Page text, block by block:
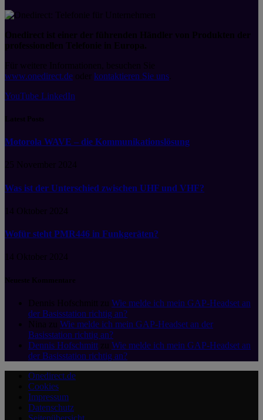
Onedirect ist einer der führenden Händler von Produkten der
professionellen Telefonie in Europa.
Für weitere Informationen, besuchen Sie
www.onedirect.de oder kontaktieren Sie uns
YouTube LinkedIn
Latest Posts
Motorola WAVE – die Kommunikationslösung
25 November 2024
Was ist der Unterschied zwischen UHF und VHF?
14 Oktober 2024
Wofür steht PMR446 in Funkgeräten?
14 Oktober 2024
Neueste Kommentare
Dennis Hofschmitt zu Wie melde ich mein GAP-Headset an
der Basisstation richtig an?
Nina zu Wie melde ich mein GAP-Headset an der
Basisstation richtig an?
Dennis Hofschmitt zu Wie melde ich mein GAP-Headset an
der Basisstation richtig an?
Onedirect.de
Cookies
Impressum
Datenschutz
Seitenübersicht